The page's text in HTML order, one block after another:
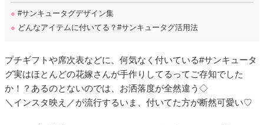
● #サンキュータグデザイン集
● どんなアイテムに付いてる？#サンキュータグ活用法
プチギフトや席次表などに、何気なく付いている#サンキュータ
グ実はほとんどの花嫁さんが手作りしてるってご存知でした
か！？あるのとないのでは、お洒落度が全然違う◇
＼インスタ映え／が流行するいま、付いてた方が断然可愛い♡